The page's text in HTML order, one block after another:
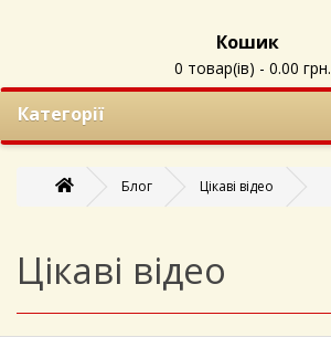
Кошик
0 товар(ів) - 0.00 грн.
Категорії
Блог Цікаві відео
Цікаві відео